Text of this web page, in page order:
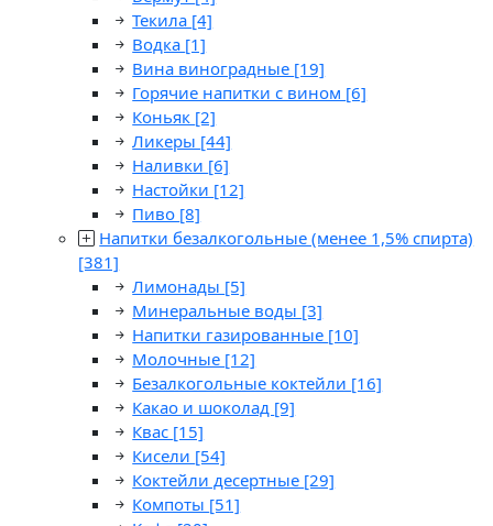
Текила [4]
Водка [1]
Вина виноградные [19]
Горячие напитки с вином [6]
Коньяк [2]
Ликеры [44]
Наливки [6]
Настойки [12]
Пиво [8]
Напитки безалкогольные (менее 1,5% спирта)
[381]
Лимонады [5]
Минеральные воды [3]
Напитки газированные [10]
Молочные [12]
Безалкогольные коктейли [16]
Какао и шоколад [9]
Квас [15]
Кисели [54]
Коктейли десертные [29]
Компоты [51]